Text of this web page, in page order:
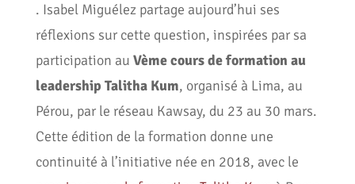
. Isabel Miguélez partage aujourd’hui ses
réflexions sur cette question, inspirées par sa
participation au Vème cours de formation au
leadership Talitha Kum, organisé à Lima, au
Pérou, par le réseau Kawsay, du 23 au 30 mars.
Cette édition de la formation donne une
continuité à l’initiative née en 2018, avec le